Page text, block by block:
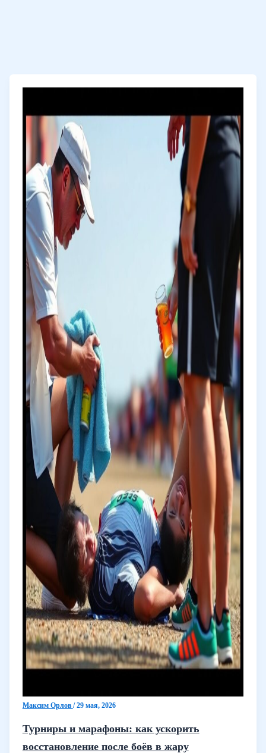
Максим Орлов /29 мая, 2026
Турниры и марафоны: как ускорить
восстановление после боёв в жару